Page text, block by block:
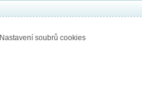
Nastavení soubrů cookies